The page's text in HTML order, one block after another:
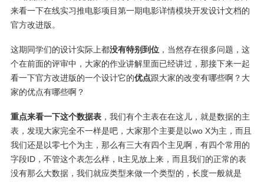
来看一下在线实习推电影项目第一期电影详情模块开发设计文档的
官方改进版。
这期同学们的设计实际上都没有特别到位，当然存在很多问题，这
个在前面的评审中，大家的作业讲解里面已经讲过，那接下来一起
看一下官方改进版的一个设计它的优点跟大家的改变有哪些啊？大
家的优点有哪些啊？
重点来看一下这个数据表，我们有个主表在在这儿，就是数据的主
表，发现大家完全不一样是吧，大家那个主要是以wo X为主，而且
我们还是以零七个为主，那么有三大有四个主见啊，有四个常用的
字段ID，不管这个表怎么样，It主见放上来，而且我们的正常的表
没有那么大数据，我们就应类型来做一个类型的，长度一般就是